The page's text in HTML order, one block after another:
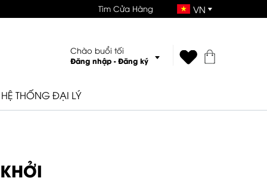
Tìm Cửa Hàng VN
Chào buổi tối
Đăng nhập -Đăng ký
HỆ THỐNG ĐẠI LÝ